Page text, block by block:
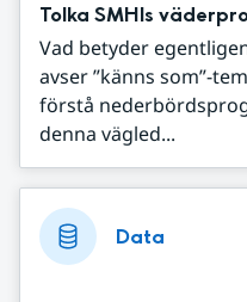
Tolka SMHIs
Vad betyder
avser ”känns som”-
förstå
denna vägled...
Data